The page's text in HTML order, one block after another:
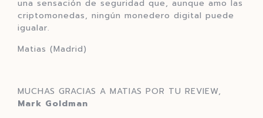
una sensación de seguridad que, aunque amo las
criptomonedas, ningún monedero digital puede
igualar.
Matias (Madrid)
MUCHAS GRACIAS A MATIAS POR TU REVIEW,
Mark Goldman